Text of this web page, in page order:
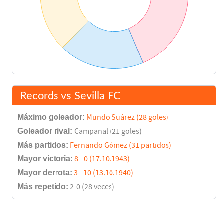
Records vs Sevilla FC
Máximo goleador: Mundo Suárez (28 goles)
Goleador rival: Campanal (21 goles)
Más partidos: Fernando Gómez (31 partidos)
Mayor victoria: 8 - 0 (17.10.1943)
Mayor derrota: 3 - 10 (13.10.1940)
Más repetido: 2-0 (28 veces)